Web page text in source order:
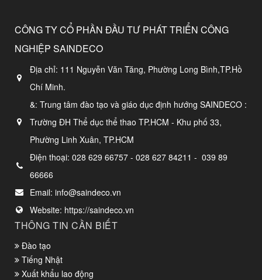
CÔNG TY CỔ PHẦN ĐẦU TƯ PHÁT TRIỂN CÔNG
NGHIỆP SAINDECO
Địa chỉ: 111 Nguyễn Văn Tăng, Phường Long Bình,TP.Hồ
Chí Minh.
&: Trung tâm đào tạo và giáo dục định hướng SAINDECO :
Trường ĐH Thể dục thể thao TP.HCM - Khu phố 33,
Phường Linh Xuân, TP.HCM
Điện thoại: 028 629 66757 - 028 627 84211 - 039 89
66666
Email: info@saindeco.vn
Website: https://saindeco.vn
THÔNG TIN CẦN BIẾT
Đào tạo
Tiếng Nhật
Xuất khẩu lao động